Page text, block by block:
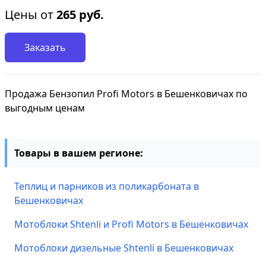
Цены от265 руб.
Заказать
Продажа Бензопил Profi Motors в Бешенковичах по
выгодным ценам
Товары в вашем регионе:
Теплиц и парников из поликарбоната в
Бешенковичах
Мотоблоки Shtenli и Profi Motors в Бешенковичах
Мотоблоки дизельные Shtenli в Бешенковичах